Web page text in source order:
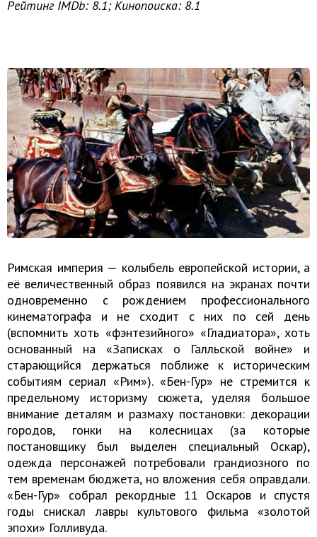
Рейтинг IMDb: 8.1; Кинопоиска: 8.1
Римская империя — колыбель европейской истории, а
её величественный образ появился на экранах почти
одновременно с рождением профессионального
кинематографа и не сходит с них по сей день
(вспомнить хоть «фэнтезийного» «Гладиатора», хоть
основанный на «Записках о Галльской войне» и
старающийся держаться поближе к историческим
событиям сериал «Рим»). «Бен-Гур» не стремится к
предельному историзму сюжета, уделяя большое
внимание деталям и размаху постановки: декорации
городов, гонки на колесницах (за которые
постановщику был выделен специальный Оскар),
одежда персонажей потребовали грандиозного по
тем временам бюджета, но вложения себя оправдали.
«Бен-Гур» собрал рекордные 11 Оскаров и спустя
годы снискал лавры культового фильма «золотой
эпохи» Голливуда.